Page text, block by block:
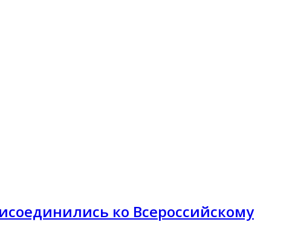
ко Всероссийскому